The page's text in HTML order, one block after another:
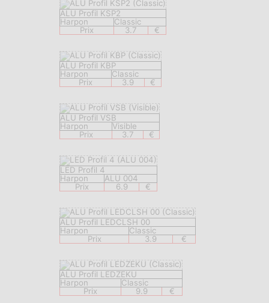
ALU Profil KSP2
Harpon
Classic
Prix
3.7 €
ALU Profil KBP
Harpon
Classic
Prix
3.9 €
ALU Profil VSB
Harpon
Visible
Prix
3.7 €
LED Profil 4
Harpon
ALU 004
Prix
6.9 €
ALU Profil LEDCLSH 00
Harpon
Classic
Prix
3.9 €
ALU Profil LEDZEKU
Harpon
Classic
Prix
9.9 €